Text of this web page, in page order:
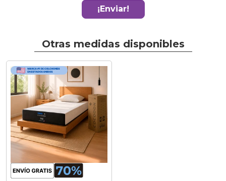
¡Enviar!
Otras medidas disponibles